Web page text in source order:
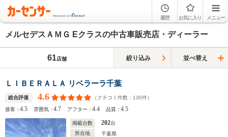
履歴 お気に入り メニュー
メルセデスＡＭＧ Eクラスの中古車販売店・ディーラー
61店舗 絞り込み 並べ替え
ＬＩＢＥＲＡＬＡ リベラーラ千葉
総合評価 4.6 （クチコミ件数： 130件）
接客：4.5 雰囲気：4.7 アフター：4.4 品質：4.5
掲載台数 202台
所在地
千葉県